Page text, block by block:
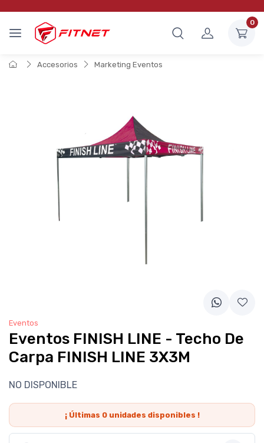
0
Accesorios Marketing Eventos
Eventos
Eventos FINISH LINE - Techo De
Carpa FINISH LINE 3X3M
NO DISPONIBLE
¡ Últimas 0unidades disponibles !